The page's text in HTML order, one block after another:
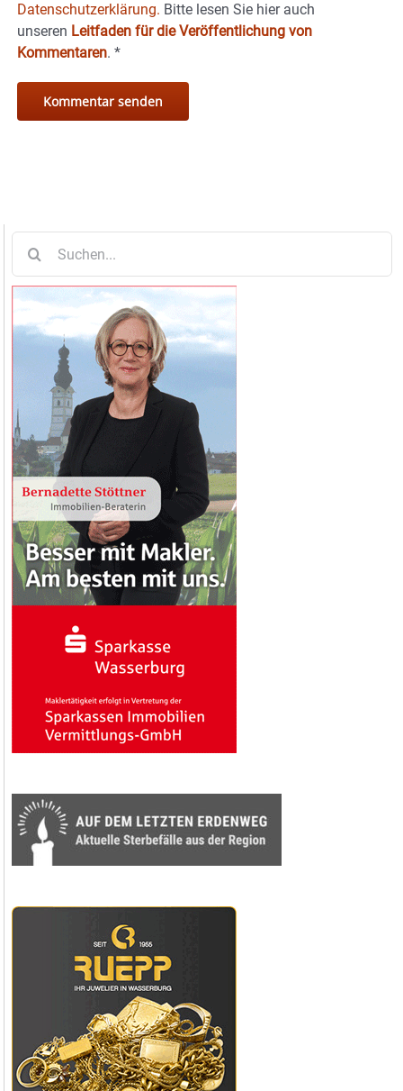
Datenschutzerklärung. Bitte lesen Sie hier auch
unseren Leitfaden für die Veröffentlichung von
Kommentaren. *
nach: